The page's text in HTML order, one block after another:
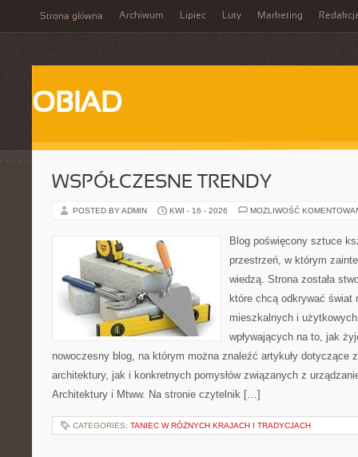
Strona główna Archiwum Lipiec Luty Marketing
OBIAD
WSPÓŁCZESNE TRENDY
POSTED BY ADMIN KWI - 16 - 2026 MOŻLIWOŚĆ
Blog poświęcony sztuce
przestrzeń, w którym
wiedzą. Strona została
które chcą odkrywać świat
mieszkalnych i
wpływających na to, jak
nowoczesny blog, na którym można znaleźć artykuły dotyczące
architektury, jak i konkretnych pomysłów związanych z
Architektury i Mtww. Na stronie czytelnik […]
CATEGORIES: TANIEC W RÓŻNYCH KRAJACH I TRADYCJACH